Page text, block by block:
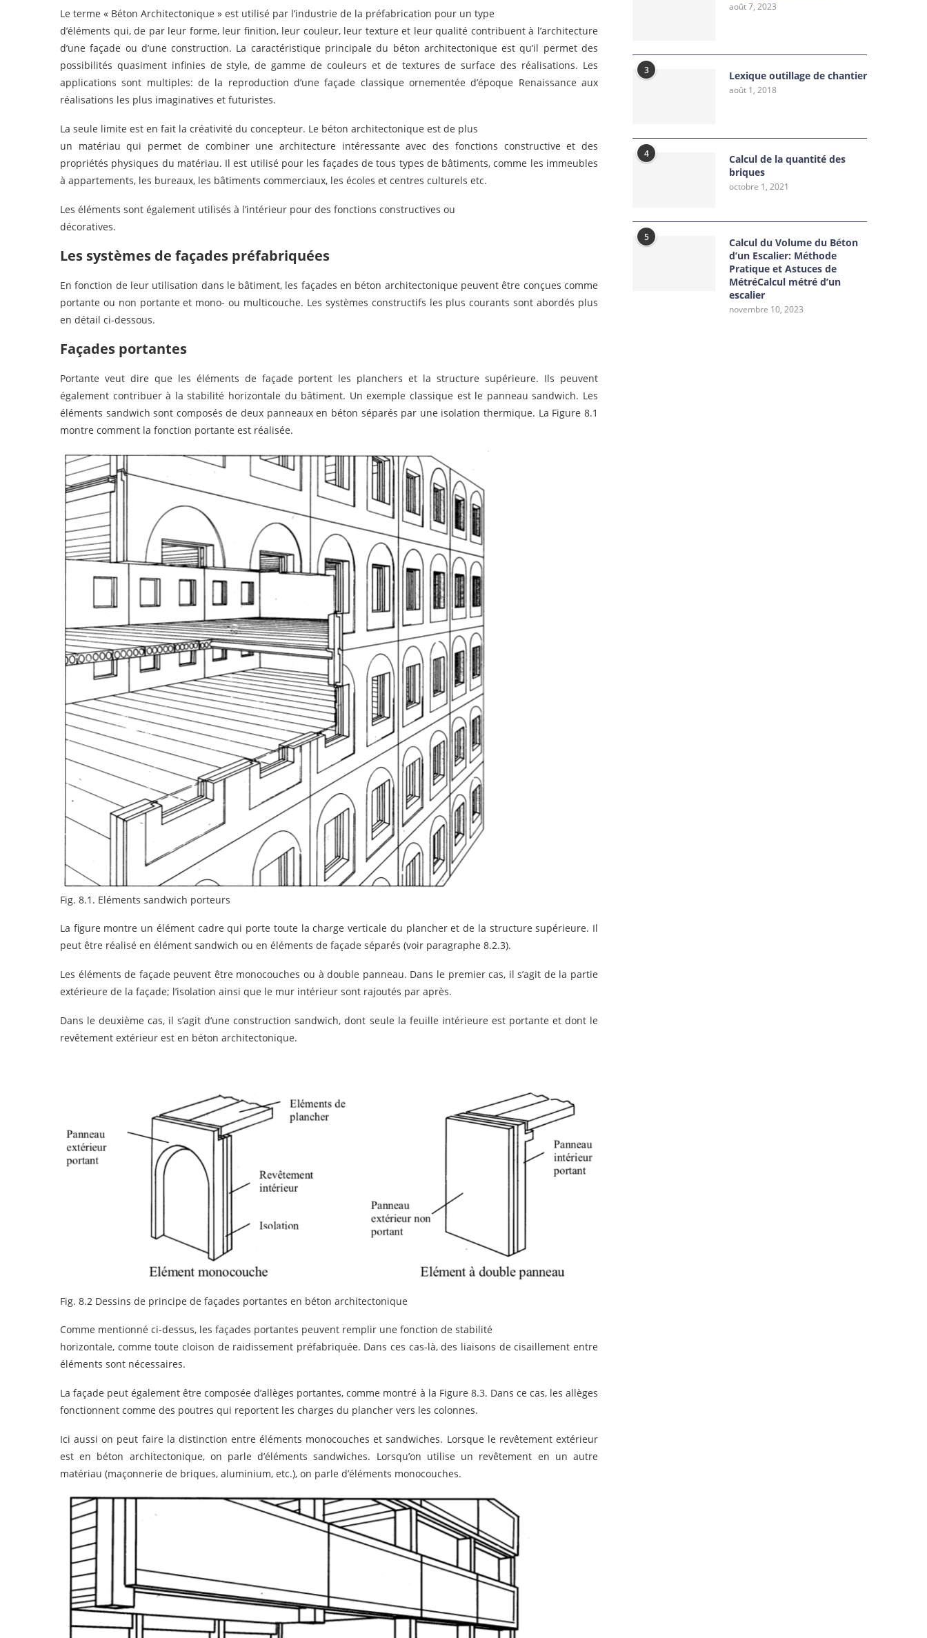
Le terme « Béton Architectonique » est utilisé par l’industrie de la préfabrication pour un type
d’éléments qui, de par leur forme, leur finition, leur couleur, leur texture et leur qualité contribuent à l’architecture
d’une façade ou d’une construction. La caractéristique principale du béton architectonique est qu’il permet des
possibilités quasiment infinies de style, de gamme de couleurs et de textures de surface des réalisations. Les
applications sont multiples: de la reproduction d’une façade classique ornementée d’époque Renaissance aux
réalisations les plus imaginatives et futuristes.
La seule limite est en fait la créativité du concepteur. Le béton architectonique est de plus
un matériau qui permet de combiner une architecture intéressante avec des fonctions constructive et des
propriétés physiques du matériau. Il est utilisé pour les façades de tous types de bâtiments, comme les immeubles
à appartements, les bureaux, les bâtiments commerciaux, les écoles et centres culturels etc.
Les éléments sont également utilisés à l’intérieur pour des fonctions constructives ou
décoratives.
Les systèmes de façades préfabriquées
En fonction de leur utilisation dans le bâtiment, les façades en béton architectonique peuvent être conçues comme
portante ou non portante et mono- ou multicouche. Les systèmes constructifs les plus courants sont abordés plus
en détail ci-dessous.
Façades portantes
Portante veut dire que les éléments de façade portent les planchers et la structure supérieure. Ils peuvent
également contribuer à la stabilité horizontale du bâtiment. Un exemple classique est le panneau sandwich. Les
éléments sandwich sont composés de deux panneaux en béton séparés par une isolation thermique. La Figure 8.1
montre comment la fonction portante est réalisée.
Fig. 8.1. Eléments sandwich porteurs
La figure montre un élément cadre qui porte toute la charge verticale du plancher et de la structure supérieure. Il
peut être réalisé en élément sandwich ou en éléments de façade séparés (voir paragraphe 8.2.3).
Les éléments de façade peuvent être monocouches ou à double panneau. Dans le premier cas, il s’agit de la partie
extérieure de la façade; l’isolation ainsi que le mur intérieur sont rajoutés par après.
Dans le deuxième cas, il s’agit d’une construction sandwich, dont seule la feuille intérieure est portante et dont le
revêtement extérieur est en béton architectonique.
Fig. 8.2 Dessins de principe de façades portantes en béton architectonique
Comme mentionné ci-dessus, les façades portantes peuvent remplir une fonction de stabilité
horizontale, comme toute cloison de raidissement préfabriquée. Dans ces cas-là, des liaisons de cisaillement entre
éléments sont nécessaires.
La façade peut également être composée d’allèges portantes, comme montré à la Figure 8.3. Dans ce cas, les allèges
fonctionnent comme des poutres qui reportent les charges du plancher vers les colonnes.
Ici aussi on peut faire la distinction entre éléments monocouches et sandwiches. Lorsque le revêtement extérieur
est en béton architectonique, on parle d’éléments sandwiches. Lorsqu’on utilise un revêtement en un autre
matériau (maçonnerie de briques, aluminium, etc.), on parle d’éléments monocouches.
août 7, 2023
3 Lexique outillage de chantier
août 1, 2018
4
Calcul de la quantité des
briques
octobre 1, 2021
5
Calcul du Volume du Béton
d’un Escalier: Méthode
Pratique et Astuces de
MétréCalcul métré d’un
escalier
novembre 10, 2023